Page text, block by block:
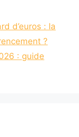
d’euros : la
?
: guide